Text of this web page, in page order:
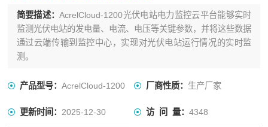
简要描述：AcrelCloud-1200光伏电站电力监控云平台能够实时
监测光伏电站的发电量、电流、电压等关键参数，并将这些数据
通过云端传输到监控中心，实现对光伏电站运行情况的实时监
测。
产品型号：AcrelCloud-1200 厂商性质： 生产厂家
更新时间：2025-12-30 访 问 量： 4348